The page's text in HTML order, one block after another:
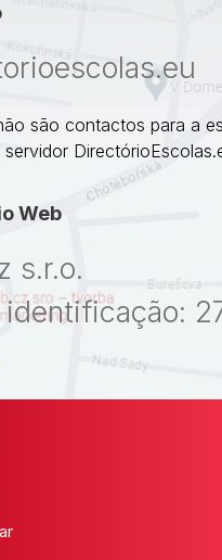
são contactos para a
Web
s.r.o.